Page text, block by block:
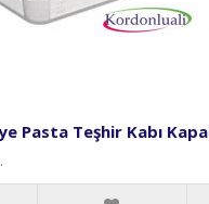
Pasta Teşhir Kabı